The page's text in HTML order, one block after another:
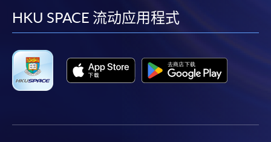
facebook
youtube
linkedin
HKU SPACE 流动应用程式